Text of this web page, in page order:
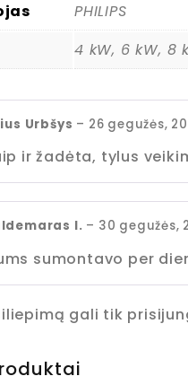
PHILIPS
4 kW, 6 kW, 8
Urbšys – 26 gegužės,
ir žadėta, tylus
I. – 30 gegužės,
sumontavo per
gali tik